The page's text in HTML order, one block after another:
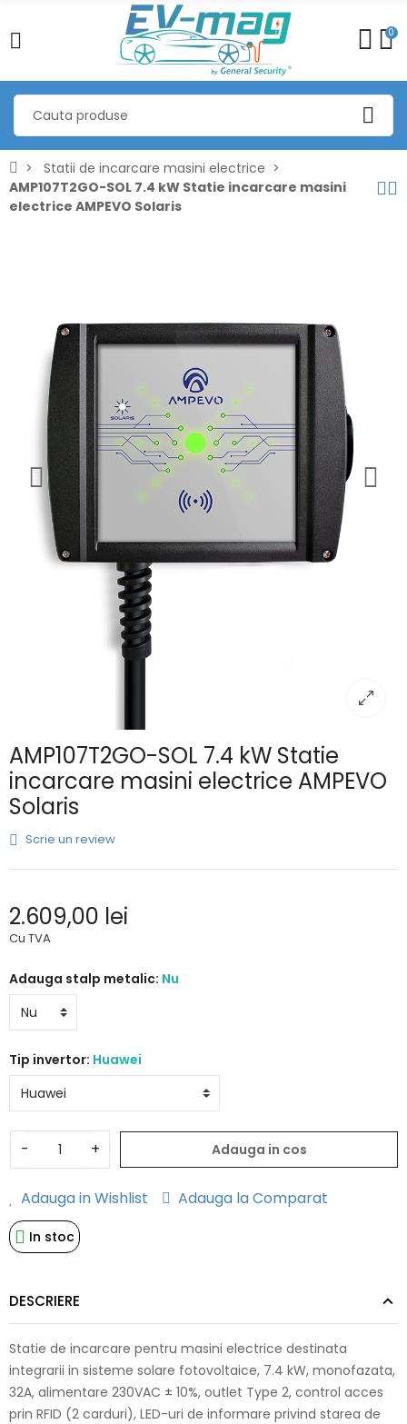
0
Statii de incarcare masini electrice
AMP107T2GO-SOL 7.4 kW Statie incarcare masini
electrice AMPEVO Solaris
AMP107T2GO-SOL 7.4 kW Statie
incarcare masini electrice AMPEVO
Solaris
Scrie un review
2.609,00 lei
Cu TVA
Adauga stalp metalic: Nu
Tip invertor: Huawei
- + Adauga in cos
Adauga in Wishlist Adauga la Comparat
In stoc
DESCRIERE
Statie de incarcare pentru masini electrice destinata
integrarii in sisteme solare fotovoltaice, 7.4 kW, monofazata,
32A, alimentare 230VAC ± 10%, outlet Type 2, control acces
prin RFID (2 carduri), LED-uri de informare privind starea de